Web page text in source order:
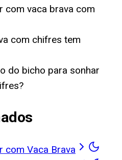
com vaca brava com
com chifres tem
do bicho para sonhar
com Vaca Brava